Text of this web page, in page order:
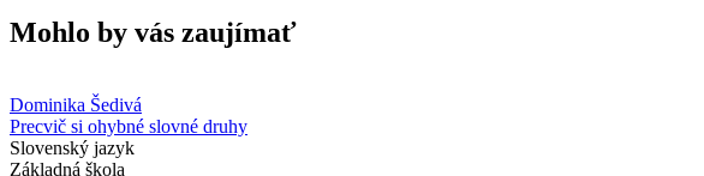
Mohlo by vás zaujímať
Dominika Šedivá
Precvič si ohybné slovné druhy
Slovenský jazyk
Základná škola